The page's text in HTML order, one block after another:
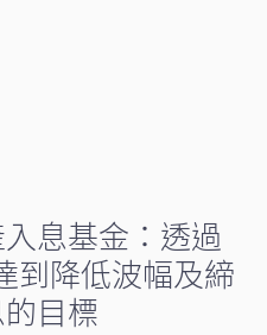
息基金：透過
到降低波幅及締
目標